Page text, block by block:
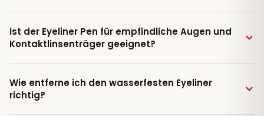
Ist der Eyeliner Pen für empfindliche Augen und
Kontaktlinsenträger geeignet?
Wie entferne ich den wasserfesten Eyeliner
richtig?